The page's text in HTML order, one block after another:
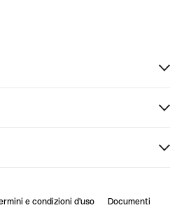
e condizioni d'uso Documenti